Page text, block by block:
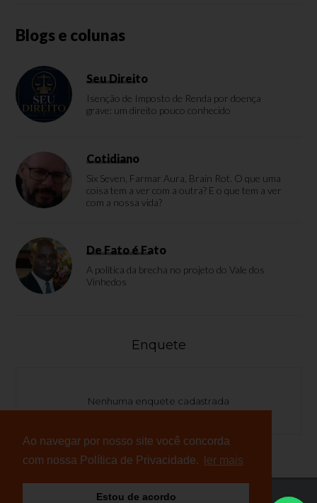
Ao navegar por nosso site você concorda
com nossa Política de Privacidade.
ler mais
Estou de acordo
Blogs e colunas
Seu Direito
Isenção de Imposto de Renda por doença
grave: um direito pouco conhecido
Cotidiano
Six Seven, Farmar Aura, Brain Rot. O que uma
coisa tem a ver com a outra? E o que tem a ver
com a nossa vida?
De Fato é Fato
A política da brecha no projeto do Vale dos
Vinhedos
Enquete
Nenhuma enquete cadastrada